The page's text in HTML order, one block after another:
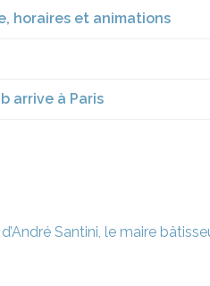
horaires et animations
arrive à Paris
Santini, le maire